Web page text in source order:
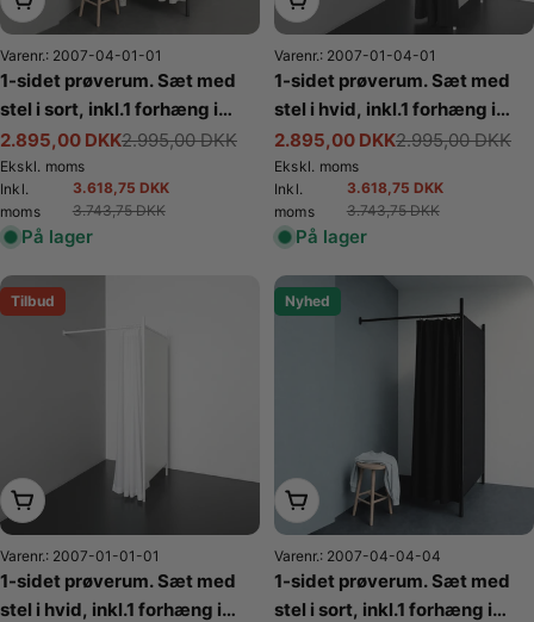
Varenr.: 2007-04-01-01
1-sidet prøverum. Sæt med
stel i sort, inkl.1 forhæng i
hvid, plade i hvid. B 100 x
D100 x H 210 cm.
Tilbudspris
2.895,00 DKK
Normalpris 2.995,00 DKK
Ekskl. moms
Inkl.
moms
Tilbudspris
3.618,75 DKK
Normalpris
3.743,75 DKK
På lager
Varenr.: 2007-01-04-01
1-sidet prøverum. Sæt med
stel i hvid, inkl.1 forhæng i
sort, plade i hvid. B 100 x
D100 x H 210 cm.
Tilbudspris
2.895,00 DKK
Normalpris 2.995,00 DKK
Ekskl. moms
Inkl.
moms
Tilbudspris
3.618,75 DKK
Normalpris
3.743,75 DKK
På lager
Tilbud
Læg i kurv
Varenr.: 2007-01-01-01
1-sidet prøverum. Sæt med
stel i hvid, inkl.1 forhæng i
Nyhed
Læg i kurv
Varenr.: 2007-04-04-04
1-sidet prøverum. Sæt med
stel i sort, inkl.1 forhæng i